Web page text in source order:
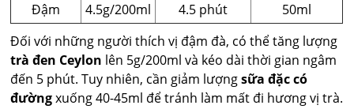
Đậm 4.5g/200ml 4.5 phút
50ml
Đối với những người thích vị đậm đà, có thể tăng lượng
trà đen Ceylon lên 5g/200ml và kéo dài thời gian ngâm
đến 5 phút. Tuy nhiên, cần giảm lượngsữa đặc có
đườngxuống 40-45ml để tránh làm mất đi hương vị trà.